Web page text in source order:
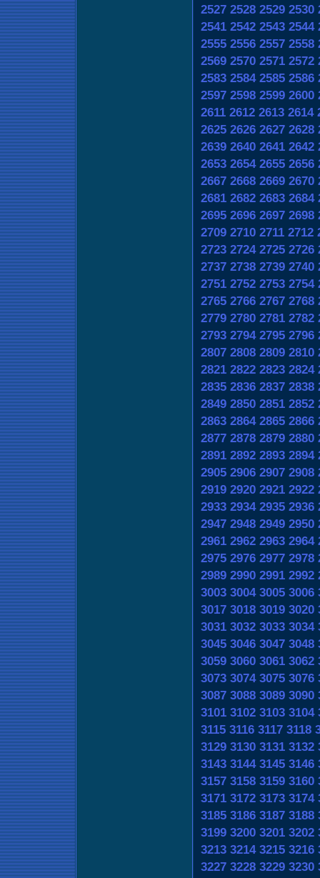
2527 2528 2529 2530
2541 2542 2543 2544
2555 2556 2557 2558
2569 2570 2571 2572
2583 2584 2585 2586
2597 2598 2599 2600
2611 2612 2613 2614
2625 2626 2627 2628
2639 2640 2641 2642
2653 2654 2655 2656
2667 2668 2669 2670
2681 2682 2683 2684
2695 2696 2697 2698
2709 2710 2711 2712
2723 2724 2725 2726
2737 2738 2739 2740
2751 2752 2753 2754
2765 2766 2767 2768
2779 2780 2781 2782
2793 2794 2795 2796
2807 2808 2809 2810
2821 2822 2823 2824
2835 2836 2837 2838
2849 2850 2851 2852
2863 2864 2865 2866
2877 2878 2879 2880
2891 2892 2893 2894
2905 2906 2907 2908
2919 2920 2921 2922
2933 2934 2935 2936
2947 2948 2949 2950
2961 2962 2963 2964
2975 2976 2977 2978
2989 2990 2991 2992
3003 3004 3005 3006
3017 3018 3019 3020
3031 3032 3033 3034
3045 3046 3047 3048
3059 3060 3061 3062
3073 3074 3075 3076
3087 3088 3089 3090
3101 3102 3103 3104
3115 3116 3117 3118
3129 3130 3131 3132
3143 3144 3145 3146
3157 3158 3159 3160
3171 3172 3173 3174
3185 3186 3187 3188
3199 3200 3201 3202
3213 3214 3215 3216
3227 3228 3229 3230